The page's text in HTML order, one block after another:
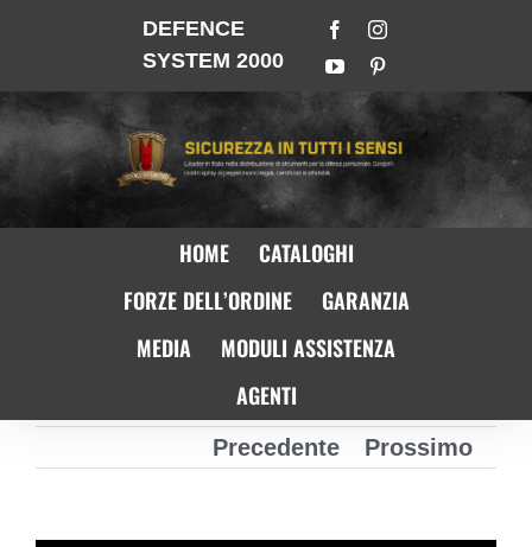
DEFENCE
SYSTEM 2000
HOME
CATALOGHI
FORZE DELL’ORDINE
GARANZIA
MEDIA
MODULI ASSISTENZA
AGENTI
Precedente Prossimo